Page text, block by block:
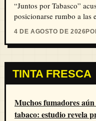
“Juntos por Tabasco”
posicionarse rumbo a las
4 DE AGOSTO DE 2026
TINTA FRESCA
Muchos fumadores aún
tabaco: estudio revela